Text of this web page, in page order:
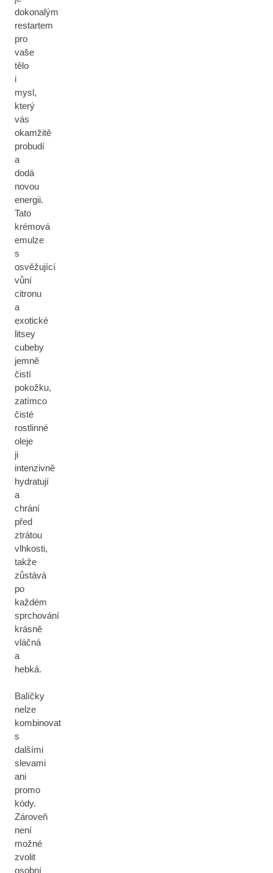
dokonalým
restartem
pro
vaše
tělo
i
mysl,
který
vás
okamžitě
probudí
a
dodá
novou
energii.
Tato
krémová
emulze
s
osvěžující
vůní
citronu
a
exotické
litsey
cubeby
jemně
čistí
pokožku,
zatímco
čisté
rostlinné
oleje
ji
intenzivně
hydratují
a
chrání
před
ztrátou
vlhkosti,
takže
zůstává
po
každém
sprchování
krásně
vláčná
a
hebká.
Balíčky
nelze
kombinovat
s
dalšími
slevami
ani
promo
kódy.
Zároveň
není
možné
zvolit
osobní